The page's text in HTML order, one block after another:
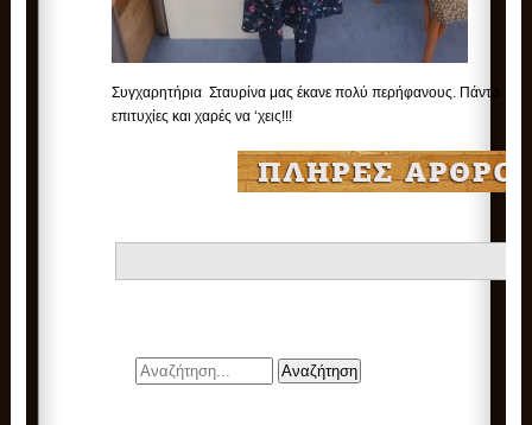
Συγχαρητήρια Σταυρίνα μας έκανε πολύ περήφανους. Πάντα
επιτυχίες και χαρές να ‘χεις!!!